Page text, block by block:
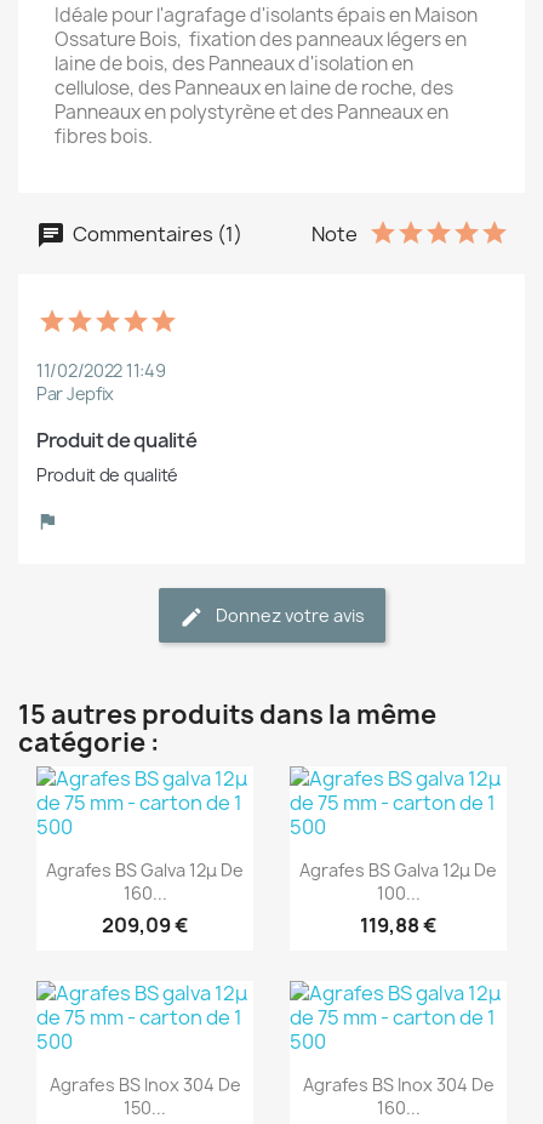
Idéale pour l'agrafage d'isolants épais en Maison
Ossature Bois, fixation des panneaux légers en
laine de bois, des Panneaux d'isolation en
cellulose, des Panneaux en laine de roche, des
Panneaux en polystyrène et des Panneaux en
fibres bois.
Commentaires (1) Note
11/02/2022 11:49
Par Jepfix
Produit de qualité
Produit de qualité
Donnez votre avis
15 autres produits dans la même
catégorie :
Aperçu rapide
Agrafes BS Galva 12μ De
160...
209,09 €
Aperçu rapide
Agrafes BS Galva 12μ De
100...
119,88 €
Aperçu rapide
Agrafes BS Inox 304 De
150...
Aperçu rapide
Agrafes BS Inox 304 De
160...